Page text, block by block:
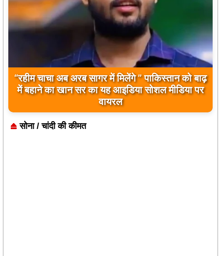
बिलावल भुट्टो द्वारा सिंधु नदी और भारत को लेकर दिए गए
बयान पर भारत के केंद्रीय मंत्रियों की कड़ी प्रतिक्रिया
सोना / चांदी की कीमत